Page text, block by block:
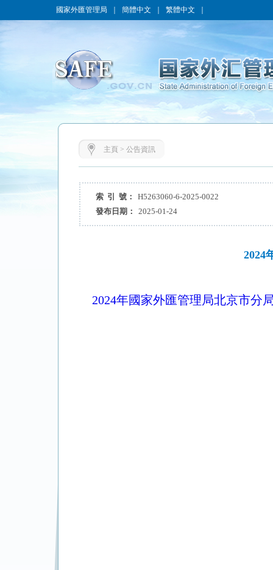
國家外匯管理局 簡體中文 繁體中文
主頁 > 公告資訊
索 引 號：
H5263060-6-2025-0022
發布日期：
2025-01-24
2024
2024年國家外匯管理局北京市分